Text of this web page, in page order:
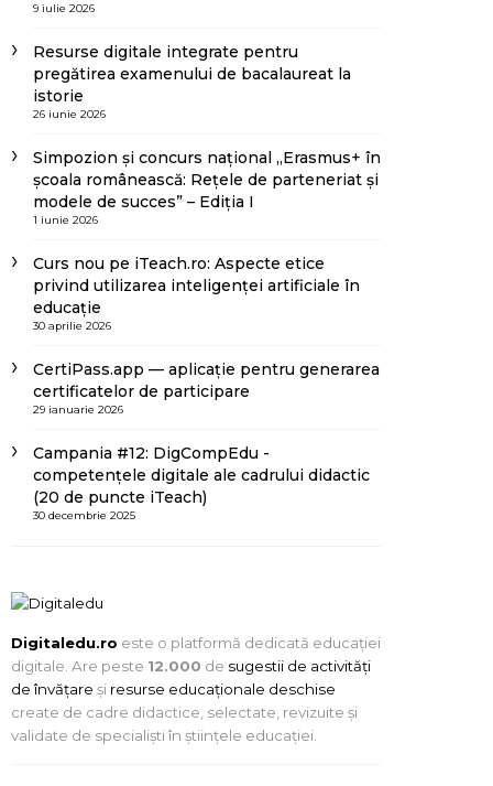
9 iulie 2026
Resurse digitale integrate pentru
pregătirea examenului de bacalaureat la
istorie
26 iunie 2026
Simpozion și concurs național „Erasmus+ în
școala românească: Rețele de parteneriat și
modele de succes” – Ediția I
1 iunie 2026
Curs nou pe iTeach.ro: Aspecte etice
privind utilizarea inteligenței artificiale în
educație
30 aprilie 2026
CertiPass.app — aplicație pentru generarea
certificatelor de participare
29 ianuarie 2026
Campania #12: DigCompEdu -
competențele digitale ale cadrului didactic
(20 de puncte iTeach)
30 decembrie 2025
Digitaledu.ro este o platformă dedicată educației
digitale. Are peste 12.000 de sugestii de activități
de învățare și resurse educaționale deschise
create de cadre didactice, selectate, revizuite și
validate de specialiști în științele educației.